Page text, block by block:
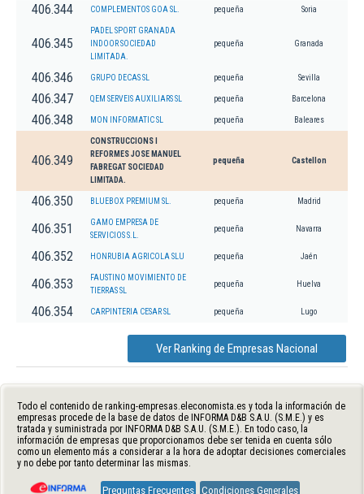
406.344 COMPLEMENTOS GOA SL. pequeña Soria
406.345
PADEL SPORT GRANADA
INDOOR SOCIEDAD
LIMITADA.
pequeña Granada
406.346 GRUPO DECAS SL pequeña Sevilla
406.347 QEM SERVEIS AUXILIARS SL pequeña Barcelona
406.348 MON INFORMATIC SL pequeña Baleares
406.349
CONSTRUCCIONS I
REFORMES JOSE MANUEL
FABREGAT SOCIEDAD
LIMITADA.
pequeña Castellon
406.350 BLUEBOX PREMIUM SL. pequeña Madrid
406.351
GAMO EMPRESA DE
SERVICIOS S.L.
pequeña Navarra
406.352 HONRUBIA AGRICOLA SLU pequeña Jaén
406.353
FAUSTINO MOVIMIENTO DE
TIERRAS SL
pequeña Huelva
406.354 CARPINTERIA CESAR SL pequeña Lugo
Ver Ranking de Empresas Nacional
Todo el contenido de ranking-empresas.eleconomista.es y toda la información de
empresas procede de la base de datos de INFORMA D&B S.A.U. (S.M.E.) y es
tratada y suministrada por INFORMA D&B S.A.U. (S.M.E.). En todo caso, la
información de empresas que proporcionamos debe ser tenida en cuenta sólo
como un elemento más a considerar a la hora de adoptar decisiones comerciales
y no debe por tanto determinar las mismas.
Preguntas Frecuentes Condiciones Generales